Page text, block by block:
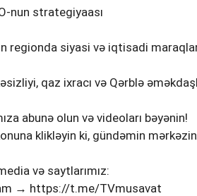
nun strategiyaası
regionda siyasi və iqtisadi
qaz ixracı və Qərblə
abunə olun və videoları bəyənin!
klikləyin ki, gündəmin
və saytlarımız:
→ https://t.me/TVmusavat